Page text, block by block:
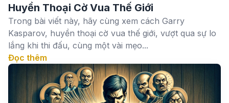
Huyền Thoại Cờ Vua Thế Giới
Trong bài viết này, hãy cùng xem cách Garry
Kasparov, huyền thoại cờ vua thế giới, vượt qua sự lo
lắng khi thi đấu, cùng một vài mẹo...
Đọc thêm